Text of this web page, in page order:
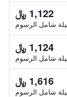
1,122 ﷼
شامل الرسوم
1,124 ﷼
شامل الرسوم
1,616 ﷼
شامل الرسوم